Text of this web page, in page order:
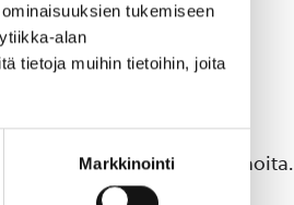
tukemiseen
alan
tietoja muihin tietoihin, joita
Markkinointi
runoja ja kylätarinoita.
Myhinpää.